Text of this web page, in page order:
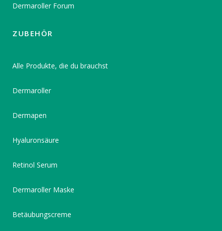
Dermaroller Forum
ZUBEHÖR
Alle Produkte, die du brauchst
Dermaroller
Dermapen
Hyaluronsäure
Retinol Serum
Dermaroller Maske
Betäubungscreme